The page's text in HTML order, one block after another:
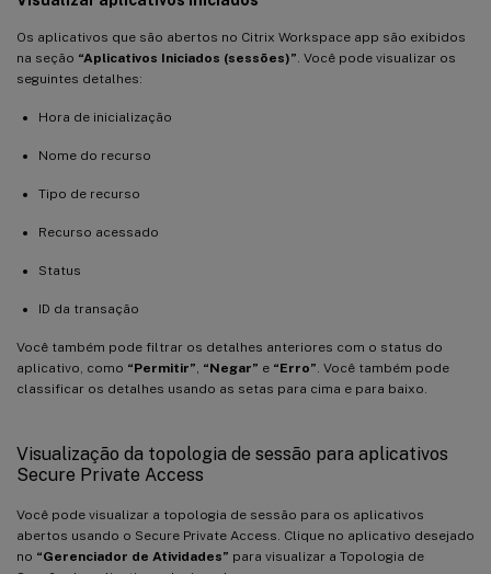
Os aplicativos que são abertos no Citrix Workspace app são exibidos
na seção “Aplicativos Iniciados (sessões)”. Você pode visualizar os
seguintes detalhes:
Hora de inicialização
Nome do recurso
Tipo de recurso
Recurso acessado
Status
ID da transação
Você também pode filtrar os detalhes anteriores com o status do
aplicativo, como “Permitir”, “Negar” e “Erro”. Você também pode
classificar os detalhes usando as setas para cima e para baixo.
Visualização da topologia de sessão para aplicativos
Secure Private Access
Você pode visualizar a topologia de sessão para os aplicativos
abertos usando o Secure Private Access. Clique no aplicativo desejado
no “Gerenciador de Atividades” para visualizar a Topologia de